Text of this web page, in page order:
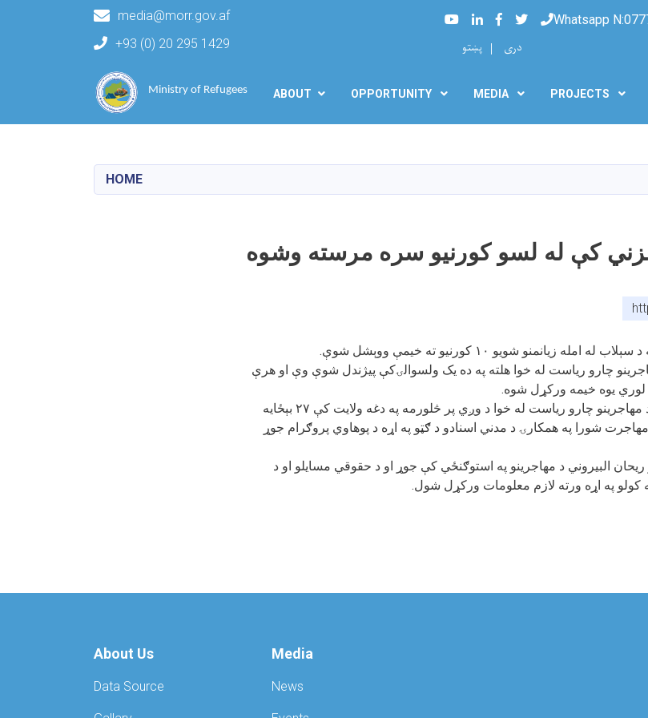
content
Ministry of Refugees
media@morr.gov.af
+93 (0) 20 295 1429
YoutubeLinkedIn
Facebook
TwitterWhatsapp
پښتو دری
Main navigation
ABOUT OPPORTUNITY MEDIA PROJECTS
HOME
کې له لسو کورنیو سره مرسته وشوه
شویو ۱۰ کورنیو ته خیمې ووېشل شوې.
چارو ریاست له خوا هلته په ده یک ولسوالۍکې پيژندل شوې وې او هرې
لوري یوه خیمه ورکړل شوه.
د يو بل خبر له مخې، د غزني ولايت د مهاجرينو چارو رياست له خوا د وږي پر څلورمه په دغه ولايت کې ۲۷ بېځايه
شورا په همکارۍ د مدني اسنادو د ګټو په اړه د پوهاوي پروګرام جوړ
البيروني د مهاجرينو په استوګنځي کې جوړ او د حقوقي مسايلو او د
کولو په اړه ورته لازم معلومات ورکړل شول.
About Us
Data Source
Media
News